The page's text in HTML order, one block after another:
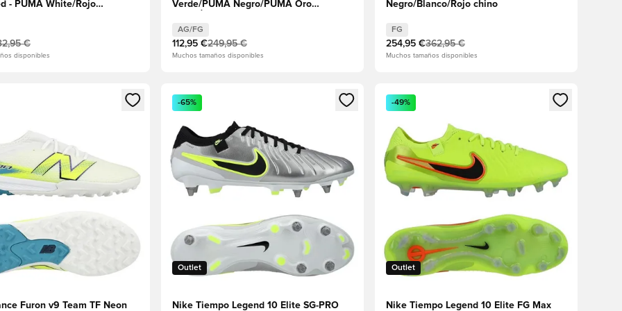
- PUMA White/Rojo
€
disponibles
Verde/PUMA Negro/PUMA Oro
AG/FG
112,95 €249,95 €
Muchos tamaños disponibles
Negro/Blanco/Rojo chino
FG
254,95 €362,95 €
Muchos tamaños disponibles
para iniciar sesión o registrarse como miembro
Furon v9 Team TF Neon
Abre un modal para iniciar sesión o registrarse como miembro
Outlet
-65%
Nike Tiempo Legend 10 Elite SG-PRO
Abre un modal para iniciar sesión o registrarse
Outlet
-49%
Nike Tiempo Legend 10 Elite FG Max